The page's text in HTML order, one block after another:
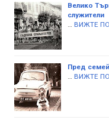
Велико
служители
ВИЖТЕ
Пред
ВИЖТЕ